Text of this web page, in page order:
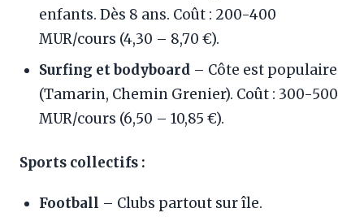
enfants. Dès 8 ans. Coût : 200-400
MUR/cours (4,30 – 8,70 €).
Surfing et bodyboard – Côte est populaire
(Tamarin, Chemin Grenier). Coût : 300-500
MUR/cours (6,50 – 10,85 €).
Sports collectifs :
Football – Clubs partout sur île.